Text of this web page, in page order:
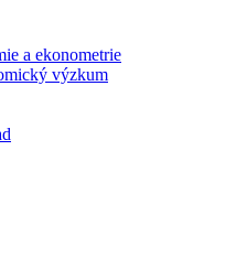
a ekonometrie
výzkum